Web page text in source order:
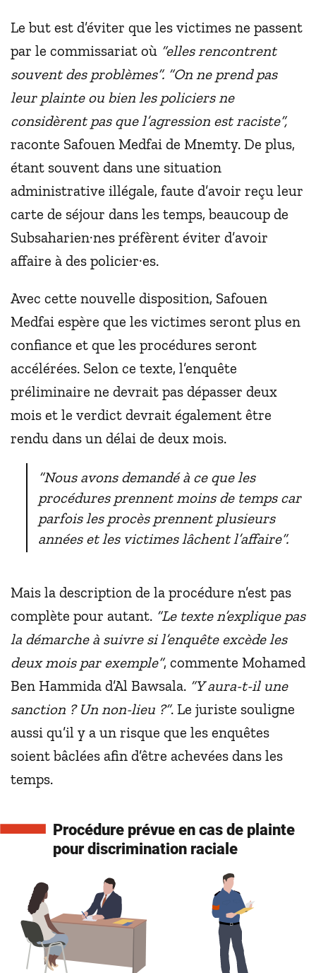
Le but est d’éviter que les victimes ne passent
par le commissariat où “elles rencontrent
souvent des problèmes”. “On ne prend pas
leur plainte ou bien les policiers ne
considèrent pas que l’agression est raciste”,
raconte Safouen Medfai de Mnemty. De plus,
étant souvent dans une situation
administrative illégale, faute d’avoir reçu leur
carte de séjour dans les temps, beaucoup de
Subsaharien·nes préfèrent éviter d’avoir
affaire à des policier·es.
Avec cette nouvelle disposition, Safouen
Medfai espère que les victimes seront plus en
confiance et que les procédures seront
accélérées. Selon ce texte, l’enquête
préliminaire ne devrait pas dépasser deux
mois et le verdict devrait également être
rendu dans un délai de deux mois.
“Nous avons demandé à ce que les
procédures prennent moins de temps car
parfois les procès prennent plusieurs
années et les victimes lâchent l’affaire”.
Mais la description de la procédure n’est pas
complète pour autant. “Le texte n’explique pas
la démarche à suivre si l’enquête excède les
deux mois par exemple”, commente Mohamed
Ben Hammida d’Al Bawsala. “Y aura-t-il une
sanction ? Un non-lieu ?”. Le juriste souligne
aussi qu’il y a un risque que les enquêtes
soient bâclées afin d’être achevées dans les
temps.
Procédure prévue en cas de plainte
pour discrimination raciale